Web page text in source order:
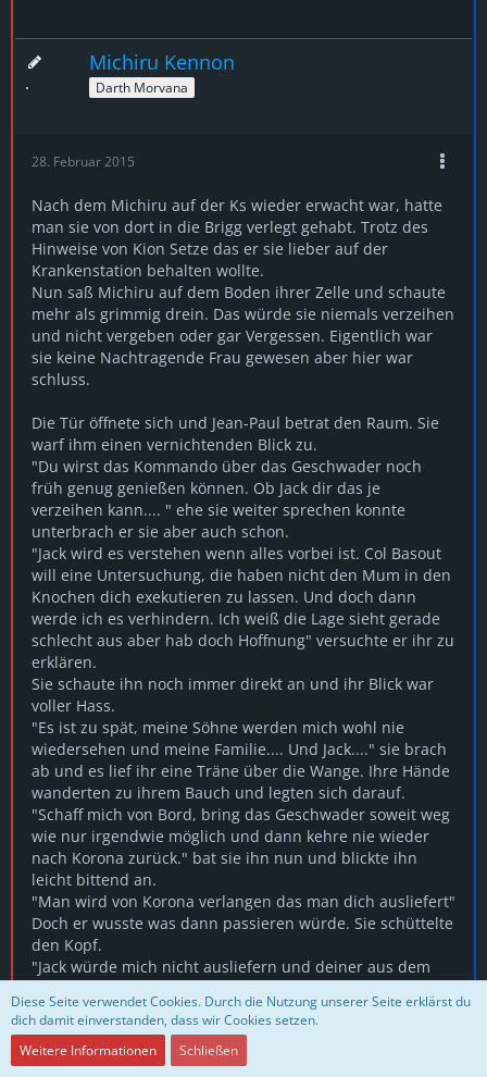
Michiru Kennon
Darth Morvana
28. Februar 2015
Nach dem Michiru auf der Ks wieder erwacht war, hatte
man sie von dort in die Brigg verlegt gehabt. Trotz des
Hinweise von Kion Setze das er sie lieber auf der
Krankenstation behalten wollte.
Nun saß Michiru auf dem Boden ihrer Zelle und schaute
mehr als grimmig drein. Das würde sie niemals verzeihen
und nicht vergeben oder gar Vergessen. Eigentlich war
sie keine Nachtragende Frau gewesen aber hier war
schluss.
Die Tür öffnete sich und Jean-Paul betrat den Raum. Sie
warf ihm einen vernichtenden Blick zu.
"Du wirst das Kommando über das Geschwader noch
früh genug genießen können. Ob Jack dir das je
verzeihen kann.... " ehe sie weiter sprechen konnte
unterbrach er sie aber auch schon.
"Jack wird es verstehen wenn alles vorbei ist. Col Basout
will eine Untersuchung, die haben nicht den Mum in den
Knochen dich exekutieren zu lassen. Und doch dann
werde ich es verhindern. Ich weiß die Lage sieht gerade
schlecht aus aber hab doch Hoffnung" versuchte er ihr zu
erklären.
Sie schaute ihn noch immer direkt an und ihr Blick war
voller Hass.
"Es ist zu spät, meine Söhne werden mich wohl nie
wiedersehen und meine Familie.... Und Jack...." sie brach
ab und es lief ihr eine Träne über die Wange. Ihre Hände
wanderten zu ihrem Bauch und legten sich darauf.
"Schaff mich von Bord, bring das Geschwader soweit weg
wie nur irgendwie möglich und dann kehre nie wieder
nach Korona zurück." bat sie ihn nun und blickte ihn
leicht bittend an.
"Man wird von Korona verlangen das man dich ausliefert"
Doch er wusste was dann passieren würde. Sie schüttelte
den Kopf.
"Jack würde mich nicht ausliefern und deiner aus dem
Regierungsrat würde das wagen, ich brauch eine
Holoverbindung. Ich muss mit einigen Leuten sprechen.
Meinem Cousin Jason, Grand Admiral Bradly und Jacob."
Das waren Forderungen die Jean Paul immerhin erfüllen
Diese Seite verwendet Cookies. Durch die Nutzung unserer Seite erklärst du
dich damit einverstanden, dass wir Cookies setzen.
Weitere Informationen
Schließen